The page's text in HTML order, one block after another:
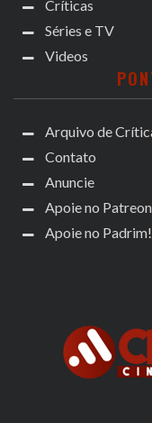
Críticas
Séries e TV
Videos
Arquivo de
Contato
Anuncie
Apoie no Patreon
Apoie no Padrim!